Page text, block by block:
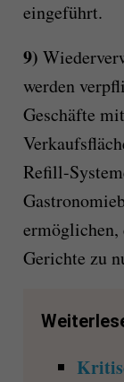
eingeführt.
9)
werden
Geschäfte
Refill-
ermöglichen,
Gerichte zu